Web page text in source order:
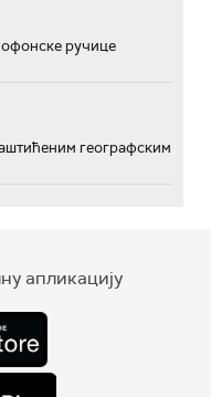
ручице
географским
апликацију